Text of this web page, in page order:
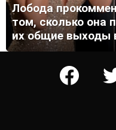
Лобода
том, сколько она
их общие выходы
facebook